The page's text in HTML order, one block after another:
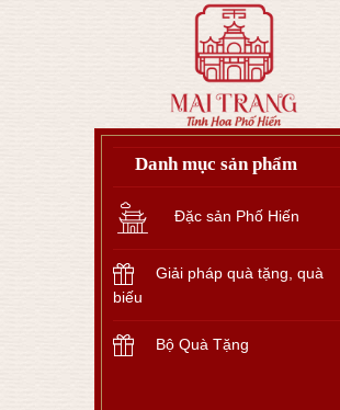
Danh mục sản phẩm
Đặc sản Phố Hiến
Giải pháp quà tặng, quà
biếu
Bộ Quà Tặng